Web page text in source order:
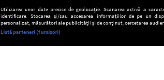
Utilizarea unor date precise de geolocație. Scanarea activă a
identificare. Stocarea și/sau accesarea informațiilor de pe un
personalizat, măsurători ale publicității și de conținut, cercetarea
Listă parteneri (furnizori)